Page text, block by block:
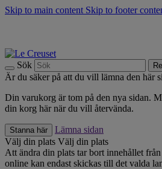
Skip to main content Skip to footer
Sök
Är du säker på att du vill lämna den här
Din varukorg är tom på den nya sidan.
din korg här när du vill återvända.
Stanna här
Lämna sidan
Välj din plats Välj din plats
Att ändra din plats tar bort innehållet
online kan endast skickas till det valda